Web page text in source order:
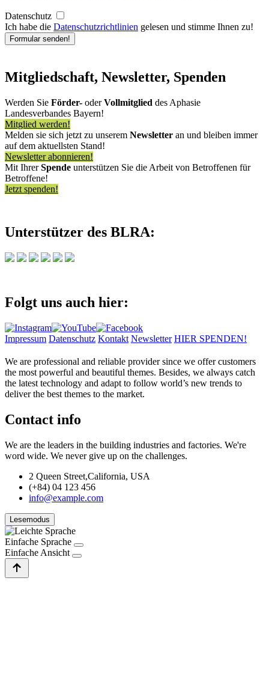
Datenschutz
Ich habe die Datenschutzrichtlinien gelesen und stimme Ihnen zu!
Mitgliedschaft, Newsletter, Spenden
Werden Sie Förder- oderVollmitglied des Aphasie
Landesverbandes Bayern!
Mitglied werden!
Melden sie sich jetzt zu unserem Newsletter an und bleiben immer
auf dem aktuellsten Stand!
Newsletter abonnieren!
Mit IhrerSpende unterstützen Sie die Arbeit von Betroffenen für
Betroffene!
Jetzt spenden!
Unterstützer des BLRA:
Folgt uns auch hier:
Impressum Datenschutz Kontakt Newsletter HIER SPENDEN!
We are professional and reliable provider since we offer customers
the most powerful and beautiful themes. Besides, we always catch
the latest technology and adapt to follow world’s new trends to
deliver the best themes to the market.
Contact info
We are the leaders in the building industries and factories. We're
word wide. We never give up on the challenges.
2 Queen Street,California, USA
(+84) 04 123 456
info@example.com
Lesemodus
Einfache Sprache
Einfache Ansicht